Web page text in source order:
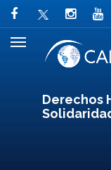
Derechos